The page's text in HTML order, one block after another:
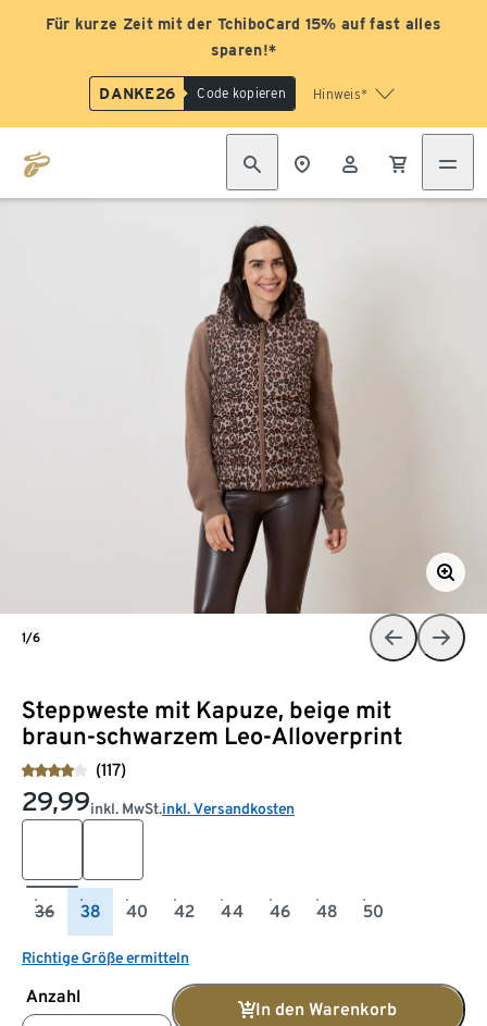
Für kurze Zeit mit der TchiboCard 15% auf fast alles
sparen!*
DANKE26 Code kopieren Hinweis*
Steppweste mit Kapuze, beige mit
braun-schwarzem Leo-Alloverprint
(117)
29,99inkl. MwSt.inkl. Versandkosten
36 38 40 42 44 46 48 50
Richtige Größe ermitteln
Anzahl
In den Warenkorb
1/6